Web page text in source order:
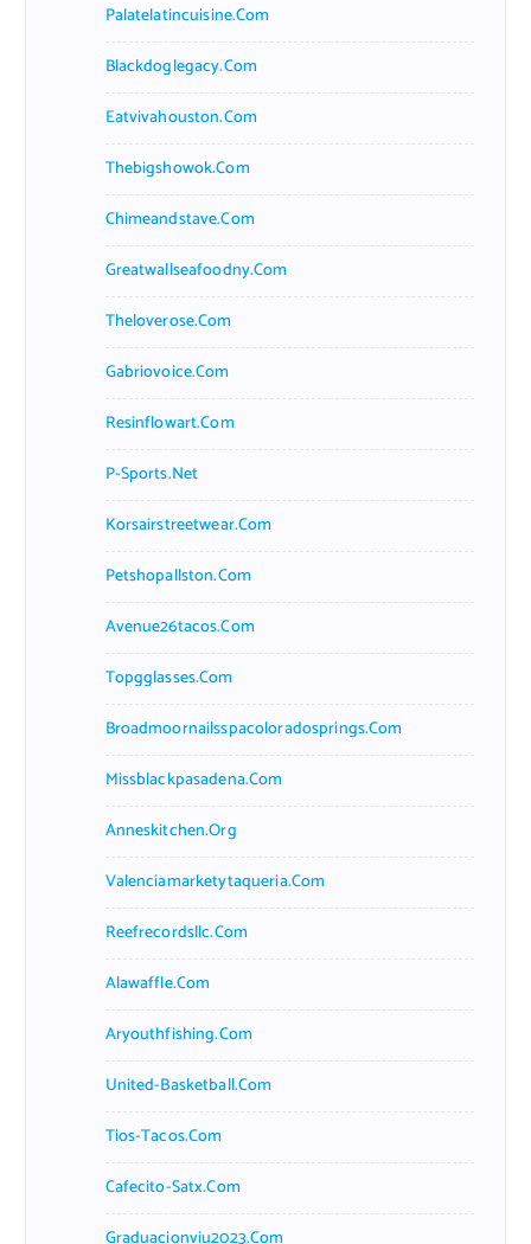
Palatelatincuisine.com
Blackdoglegacy.com
Eatvivahouston.com
Thebigshowok.com
Chimeandstave.com
Greatwallseafoodny.com
Theloverose.com
Gabriovoice.com
Resinflowart.com
P-Sports.net
Korsairstreetwear.com
Petshopallston.com
Avenue26tacos.com
Topgglasses.com
Broadmoornailsspacoloradosprings.com
Missblackpasadena.com
Anneskitchen.org
Valenciamarketytaqueria.com
Reefrecordsllc.com
Alawaffle.com
Aryouthfishing.com
United-Basketball.com
Tios-Tacos.com
Cafecito-Satx.com
Graduacionviu2023.com